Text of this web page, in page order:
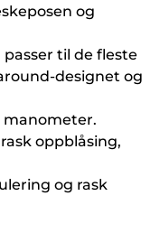
og
til de fleste
designet og
oppblåsing,
og rask